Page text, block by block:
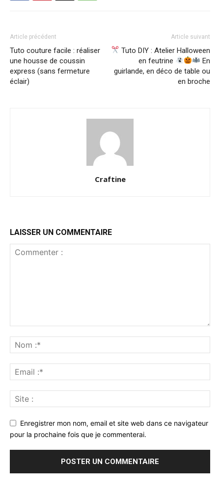
Article précédent
Tuto couture facile : réaliser
une housse de coussin
express (sans fermeture
éclair)
Article suivant
Tuto DIY : Atelier Halloween
en feutrine
En
guirlande, en déco de table ou
en broche
Craftine
LAISSER UN COMMENTAIRE
Enregistrer mon nom, email et site web dans ce navigateur
pour la prochaine fois que je commenterai.